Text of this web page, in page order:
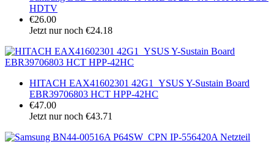
HDTV
€26.00
Jetzt nur noch €24.18
HITACH EAX41602301 42G1_YSUS Y-Sustain Board
EBR39706803 HCT HPP-42HC
€47.00
Jetzt nur noch €43.71